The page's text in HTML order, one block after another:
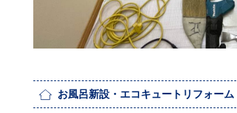
お風呂新設・エコキュートリフォ